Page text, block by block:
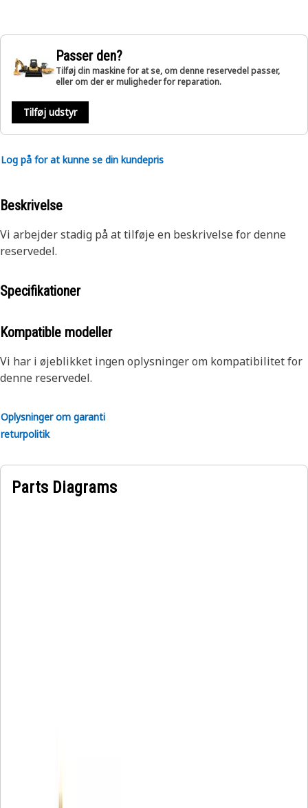
Passer den?
Tilføj din maskine for at se, om denne reservedel passer,
eller om der er muligheder for reparation.
Tilføj udstyr
Log på for at kunne se din kundepris
Beskrivelse
Vi arbejder stadig på at tilføje en beskrivelse for denne
reservedel.
Specifikationer
Kompatible modeller
Vi har i øjeblikket ingen oplysninger om kompatibilitet for
denne reservedel.
Oplysninger om garanti
returpolitik
Parts Diagrams